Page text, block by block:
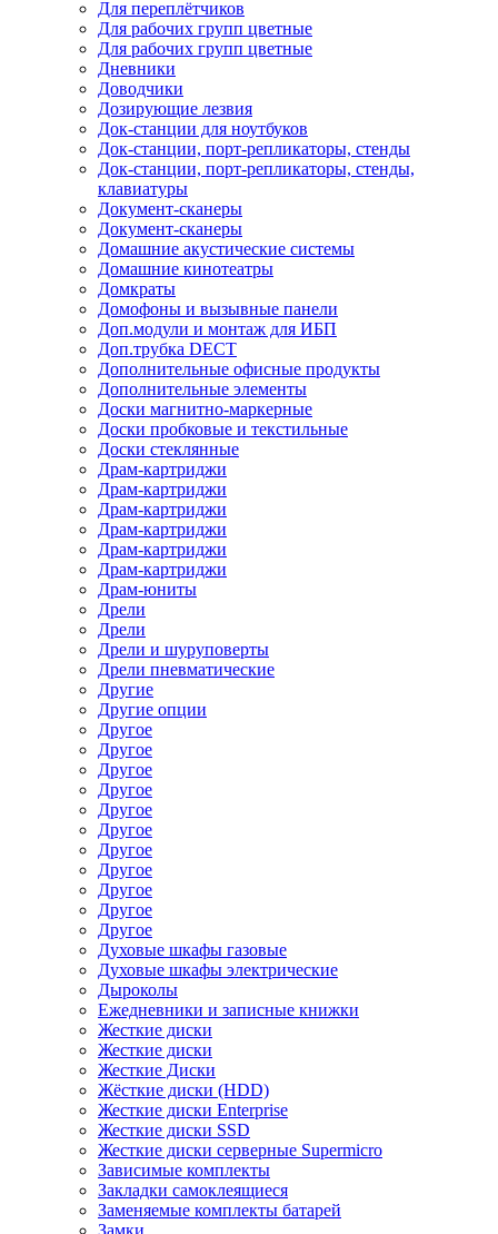
Для переплётчиков
Для рабочих групп цветные
Для рабочих групп цветные
Дневники
Доводчики
Дозирующие лезвия
Док-станции для ноутбуков
Док-станции, порт-репликаторы, стенды
Док-станции, порт-репликаторы, стенды,
клавиатуры
Документ-сканеры
Документ-сканеры
Домашние акустические системы
Домашние кинотеатры
Домкраты
Домофоны и вызывные панели
Доп.модули и монтаж для ИБП
Доп.трубка DECT
Дополнительные офисные продукты
Дополнительные элементы
Доски магнитно-маркерные
Доски пробковые и текстильные
Доски стеклянные
Драм-картриджи
Драм-картриджи
Драм-картриджи
Драм-картриджи
Драм-картриджи
Драм-картриджи
Драм-юниты
Дрели
Дрели
Дрели и шуруповерты
Дрели пневматические
Другие
Другие опции
Другое
Другое
Другое
Другое
Другое
Другое
Другое
Другое
Другое
Другое
Другое
Духовые шкафы газовые
Духовые шкафы электрические
Дыроколы
Ежедневники и записные книжки
Жесткие диски
Жесткие диски
Жесткие Диски
Жёсткие диски (HDD)
Жесткие диски Enterprise
Жесткие диски SSD
Жесткие диски серверные Supermicro
Зависимые комплекты
Закладки самоклеящиеся
Заменяемые комплекты батарей
Замки